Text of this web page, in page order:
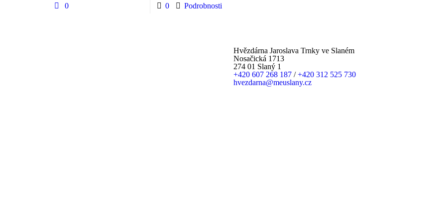
0 0 Podrobnosti
Hvězdárna Jaroslava Trnky ve Slaném
Nosačická 1713
274 01 Slaný 1
+420 607 268 187/+420 312 525 730
hvezdarna@meuslany.cz